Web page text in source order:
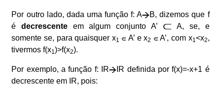
Por outro lado, dada uma função f: A
B, dizemos que f
édecrescente em algum conjunto A’
A, se, e
somente se, para quaisquer x1 A’ e x2 A’, com x1<x2,
tivermos f(x1)>f(x2).
Por exemplo, a função f: IR
IR definida por f(x)=-x+1 é
decrescente em IR, pois: